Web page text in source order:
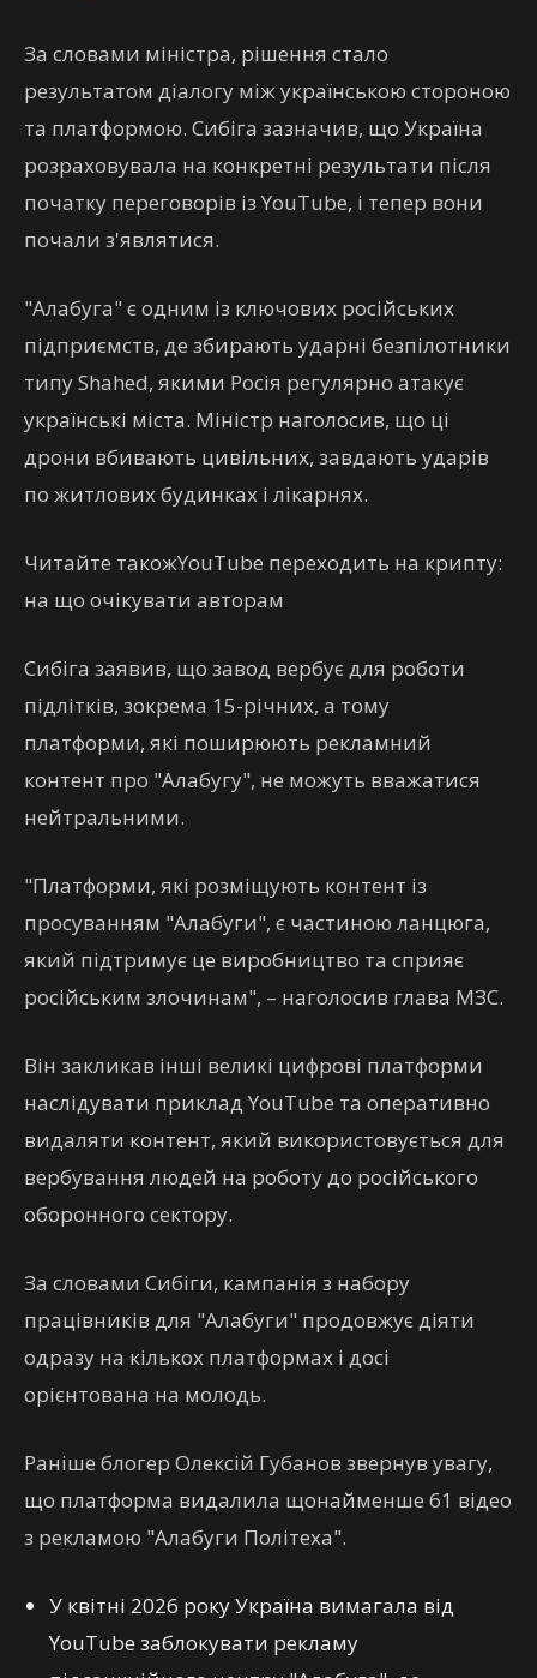
За словами міністра, рішення стало
результатом діалогу між українською стороною
та платформою. Сибіга зазначив, що Україна
розраховувала на конкретні результати після
початку переговорів із YouTube, і тепер вони
почали з'являтися.
"Алабуга" є одним із ключових російських
підприємств, де збирають ударні безпілотники
типу Shahed, якими Росія регулярно атакує
українські міста. Міністр наголосив, що ці
дрони вбивають цивільних, завдають ударів
по житлових будинках і лікарнях.
Читайте такожYouTube переходить на крипту:
на що очікувати авторам
Сибіга заявив, що завод вербує для роботи
підлітків, зокрема 15-річних, а тому
платформи, які поширюють рекламний
контент про "Алабугу", не можуть вважатися
нейтральними.
"Платформи, які розміщують контент із
просуванням "Алабуги", є частиною ланцюга,
який підтримує це виробництво та сприяє
російським злочинам", – наголосив глава МЗС.
Він закликав інші великі цифрові платформи
наслідувати приклад YouTube та оперативно
видаляти контент, який використовується для
вербування людей на роботу до російського
оборонного сектору.
За словами Сибіги, кампанія з набору
працівників для "Алабуги" продовжує діяти
одразу на кількох платформах і досі
орієнтована на молодь.
Раніше блогер Олексій Губанов звернув увагу,
що платформа видалила щонайменше 61 відео
з рекламою "Алабуги Політеха".
У квітні 2026 року Україна вимагала від
YouTube заблокувати рекламу